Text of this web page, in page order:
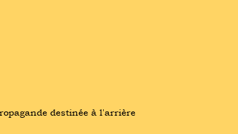
destinée à l'arrière